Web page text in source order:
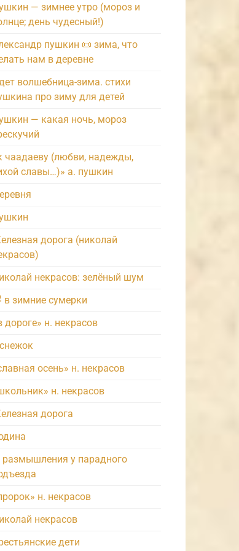
— зимнее утро (мороз и
день чудесный!)
пушкин 📜 зима, что
нам в деревне
волшебница-зима. стихи
про зиму для детей
— какая ночь, мороз
чаадаеву (любви, надежды,
славы…)» а. пушкин
дорога (николай
некрасов: зелёный шум
в зимние сумерки
дороге» н. некрасов
осень» н. некрасов
н. некрасов
дорога
размышления у парадного
н. некрасов
некрасов
дети